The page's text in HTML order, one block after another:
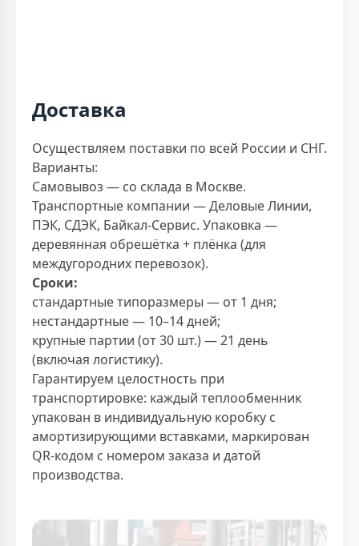
Доставка
Осуществляем поставки по всей России и СНГ.
Варианты:
Самовывоз — со склада в Москве.
Транспортные компании — Деловые Линии,
ПЭК, СДЭК, Байкал-Сервис. Упаковка —
деревянная обрешётка + плёнка (для
междугородних перевозок).
Сроки:
стандартные типоразмеры — от 1 дня;
нестандартные — 10–14 дней;
крупные партии (от 30 шт.) — 21 день
(включая логистику).
Гарантируем целостность при
транспортировке: каждый теплообменник
упакован в индивидуальную коробку с
амортизирующими вставками, маркирован
QR-кодом с номером заказа и датой
производства.